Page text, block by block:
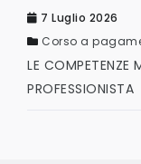
7 Luglio 2026
Corso a
LE COMPETENZE
PROFESSIONISTA